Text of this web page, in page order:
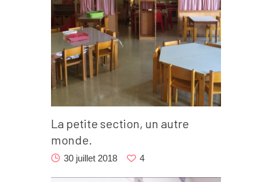
La petite section, un autre
monde.
30 juillet 2018 4